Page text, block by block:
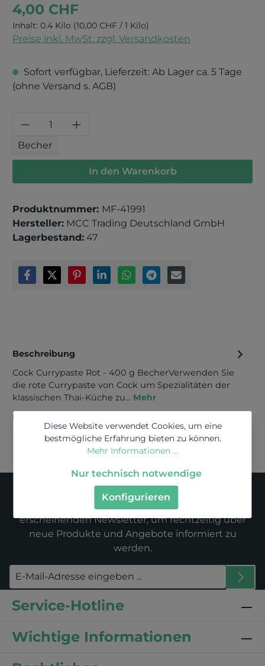
4,00 CHF
Inhalt: 0.4 Kilo (10,00 CHF / 1 Kilo)
Preise inkl. MwSt. zzgl. Versandkosten
Sofort verfügbar, Lieferzeit: Ab Lager ca. 5 Tage
(ohne Versand s. AGB)
Produkt Anzahl: Gib den
Becher
In den Warenkorb
Produktnummer: MF-41991
Hersteller: MCC Trading Deutschland GmbH
Lagerbestand: 47
Beschreibung
Cock Currypaste Rot - 400 g BecherVerwenden Sie
die rote Currypaste von Cock um Spezialitäten der
klassischen Thai-Küche zu… Mehr
Bewertungen
Newsletter
Abonnieren Sie jetzt unseren regelmäßig
erscheinenden Newsletter, um rechtzeitig über
neue Produkte und Angebote informiert zu
werden.
Service-Hotline
Wichtige Informationen
Diese Website verwendet Cookies, um eine
bestmögliche Erfahrung bieten zu können.
Mehr Informationen ...
Nur technisch notwendige
Konfigurieren